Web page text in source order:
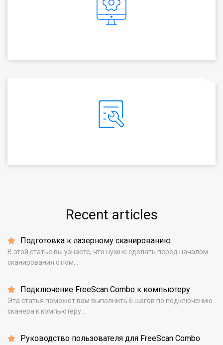
Recent articles
Подготовка к лазерному сканированию
В этой статье вы узнаете, что нужно сделать перед началом
сканирования с пом...
Подключение FreeScan Combo к компьютеру
Эта статья поможет вам выполнить 6 шагов по подключению
сканера к компьютеру...
Руководство пользователя для FreeScan Combo